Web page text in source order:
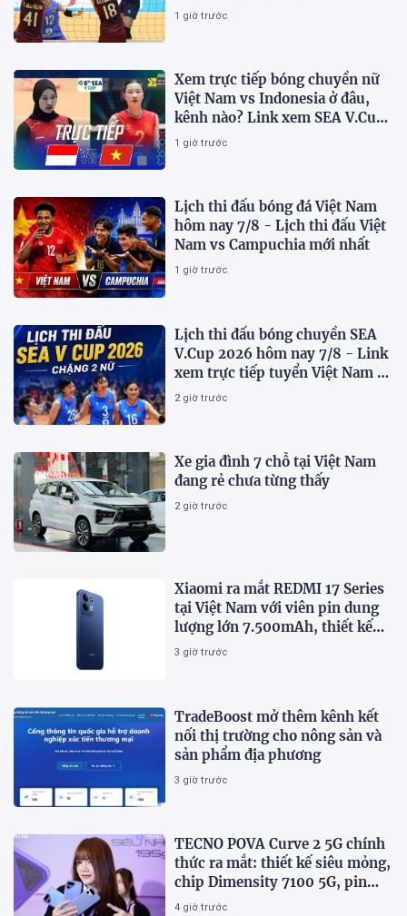
1 giờ trước
Xem trực tiếp bóng chuyền nữ
Việt Nam vs Indonesia ở đâu,
kênh nào? Link xem SEA V.Cup
2026 mới nhất
1 giờ trước
Lịch thi đấu bóng đá Việt Nam
hôm nay 7/8 - Lịch thi đấu Việt
Nam vs Campuchia mới nhất
1 giờ trước
Lịch thi đấu bóng chuyền SEA
V.Cup 2026 hôm nay 7/8 - Link
xem trực tiếp tuyển Việt Nam vs
Indonesia
2 giờ trước
Xe gia đình 7 chỗ tại Việt Nam
đang rẻ chưa từng thấy
2 giờ trước
Xiaomi ra mắt REDMI 17 Series
tại Việt Nam với viên pin dung
lượng lớn 7.500mAh, thiết kế
trẻ trung, giá từ 5,5 triệu đồng
3 giờ trước
TradeBoost mở thêm kênh kết
nối thị trường cho nông sản và
sản phẩm địa phương
3 giờ trước
TECNO POVA Curve 2 5G chính
thức ra mắt: thiết kế siêu mỏng,
chip Dimensity 7100 5G, pin
8000mAh
4 giờ trước